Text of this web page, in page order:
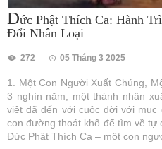
Đức Phật Thích Ca: Hành
Đổi Nhân Loại
272 05 Tháng 3 2025
1. Một Con Người Xuất Chúng,
3 nghìn năm, một thánh nhân
việt đã đến với cuộc đời với
con đường thoát khổ để tìm về tự
Đức Phật Thích Ca – một con